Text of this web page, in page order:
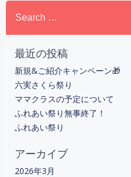
ビ
ゲ
ー
シ
ョ
ン
Search
for:
最近の投稿
新規&ご紹介キャンペーン🎁
六実さくら祭り
ママクラスの予定について
ふれあい祭り無事終了！
ふれあい祭り
アーカイブ
2026年3月